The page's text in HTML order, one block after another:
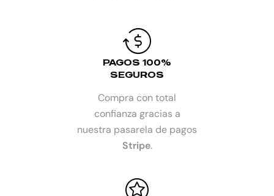
PAGOS 100%
SEGUROS
Compra con total
confianza gracias a
nuestra pasarela de pagos
Stripe.